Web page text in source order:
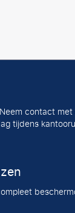
contact
tijdens